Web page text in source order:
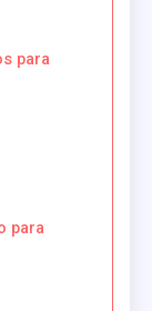
para
para